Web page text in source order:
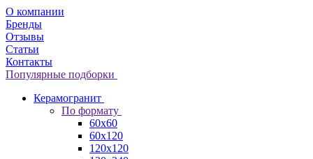
О компании
Бренды
Отзывы
Статьи
Контакты
Популярные подборки
Керамогранит
По формату
60x60
60x120
120x120